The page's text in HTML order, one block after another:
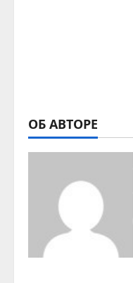
ОБ АВТОРЕ